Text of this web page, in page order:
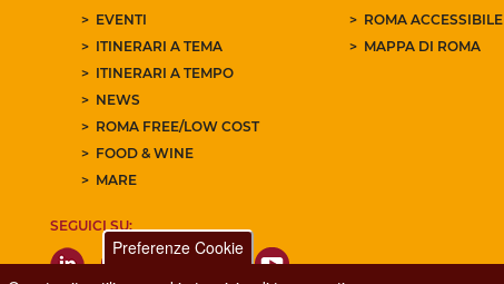
EVENTI
ITINERARI A TEMA
ITINERARI A TEMPO
NEWS
ROMA FREE/LOW COST
FOOD & WINE
MARE
ROMA ACCESSIBILE
MAPPA DI ROMA
SEGUICI SU:
Preferenze Cookie